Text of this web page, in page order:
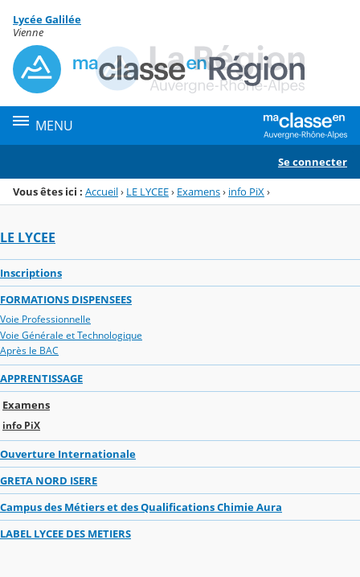
Menu de la rubrique
Contenu
Lycée Galilée
Vienne
MENU
Se connecter
Vous êtes ici : Accueil› LE LYCEE› Examens› info PiX ›
LE LYCEE
Inscriptions
FORMATIONS DISPENSEES
Voie Professionnelle
Voie Générale et Technologique
Après le BAC
APPRENTISSAGE
Examens
info PiX
Ouverture Internationale
GRETA NORD ISERE
Campus des Métiers et des Qualifications Chimie Aura
LABEL LYCEE DES METIERS